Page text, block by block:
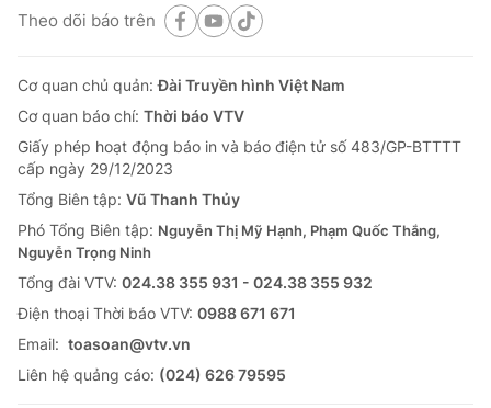
Theo dõi báo trên
Cơ quan chủ quản:Đài Truyền hình Việt Nam
Cơ quan báo chí: Thời báo VTV
Giấy phép hoạt động báo in và báo điện tử số 483/GP-BTTTT
cấp ngày 29/12/2023
Tổng Biên tập: Vũ Thanh Thủy
Phó Tổng Biên tập: Nguyễn Thị Mỹ Hạnh, Phạm Quốc Thắng,
Nguyễn Trọng Ninh
Tổng đài VTV: 024.38 355 931 - 024.38 355 932
Ðiện thoại Thời báo VTV: 0988 671 671
Email: toasoan@vtv.vn
Liên hệ quảng cáo: (024) 626 79595